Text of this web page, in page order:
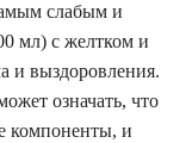
слабым и
мл) с желтком и
и выздоровления.
означать, что
компоненты, и